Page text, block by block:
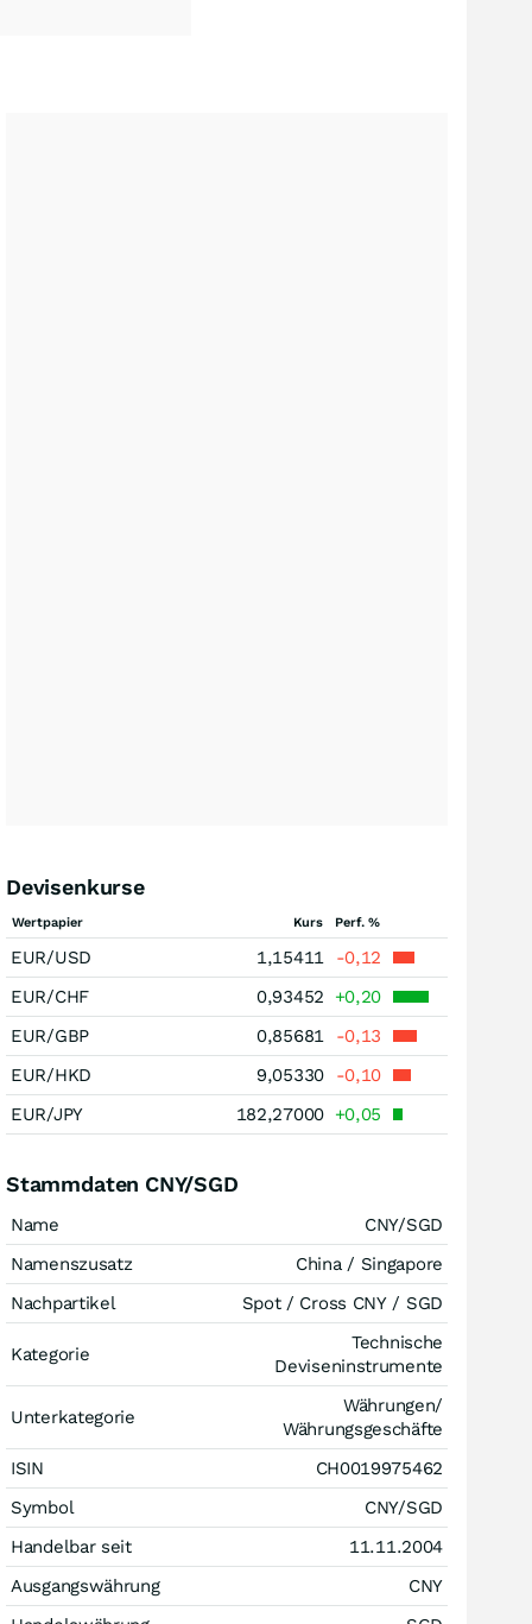
Devisenkurse
Wertpapier Kurs Perf. %
EUR/USD 1,15411
-0,12
EUR/CHF
0,93452
+0,20
EUR/GBP
0,85681
-0,13
EUR/HKD
9,05330
-0,10
EUR/JPY
182,27000 +0,05
Stammdaten CNY/SGD
Name
CNY/SGD
Namenszusatz
China / Singapore
Nachpartikel
Spot / Cross CNY / SGD
Kategorie
Technische
Deviseninstrumente
Unterkategorie
Währungen/
Währungsgeschäfte
ISIN
CH0019975462
Symbol
CNY/SGD
Handelbar seit
11.11.2004
Ausgangswährung
CNY